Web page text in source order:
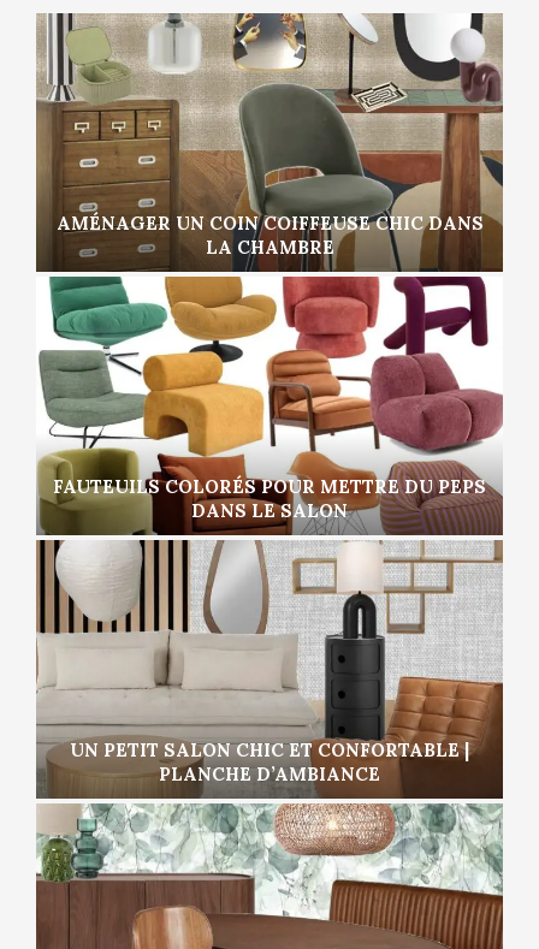
AMÉNAGER UN COIN COIFFEUSE CHIC DANS
LA CHAMBRE
FAUTEUILS COLORÉS POUR METTRE DU PEPS
DANS LE SALON
UN PETIT SALON CHIC ET CONFORTABLE |
PLANCHE D’AMBIANCE